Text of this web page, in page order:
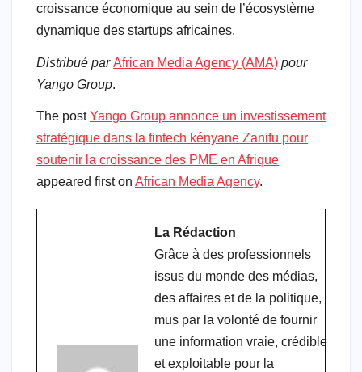
croissance économique au sein de l’écosystème
dynamique des startups africaines.
Distribué parAfrican Media Agency (AMA) pour
Yango Group.
The postYango Group annonce un investissement
stratégique dans la fintech kényane Zanifu pour
soutenir la croissance des PME en Afrique
appeared first on African Media Agency.
La Rédaction
Grâce à des professionnels
issus du monde des médias,
des affaires et de la politique,
mus par la volonté de fournir
une information vraie, crédible
et exploitable pour la